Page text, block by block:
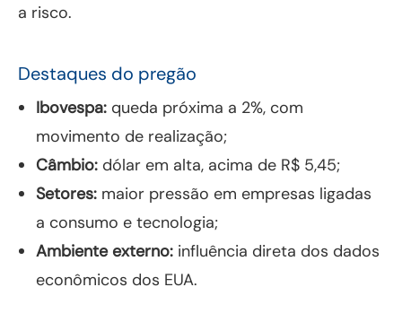
a risco.
Destaques do pregão
Ibovespa: queda próxima a 2%, com
movimento de realização;
Câmbio: dólar em alta, acima de R$ 5,45;
Setores: maior pressão em empresas ligadas
a consumo e tecnologia;
Ambiente externo: influência direta dos dados
econômicos dos EUA.